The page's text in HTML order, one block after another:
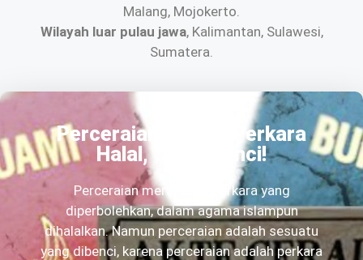
Malang, Mojokerto.
Wilayah luar pulau jawa, Kalimantan, Sulawesi,
Sumatera.
Perceraian Adalah Perkara
Halal, tapi Dibenci!
Perceraian merupakan perkara yang
diperbolehkan, dalam agama islampun
dihalalkan. Namun perceraian adalah sesuatu
yang dibenci, karena perceraian adalah perkara